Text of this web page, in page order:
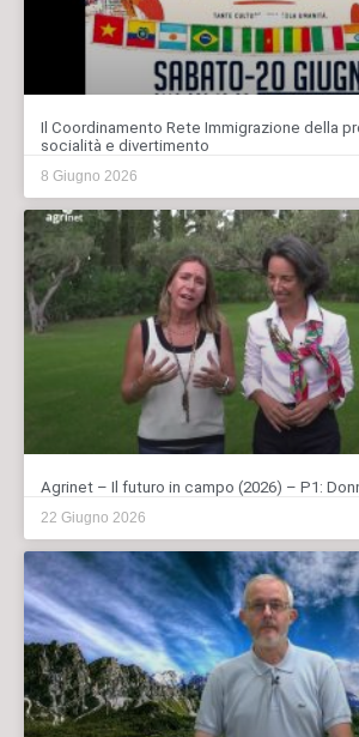
Il Coordinamento Rete Immigrazione della
socialità e divertimento
8 Giugno 2026
Agrinet – Il futuro in campo (2026) – P1:
22 Giugno 2026